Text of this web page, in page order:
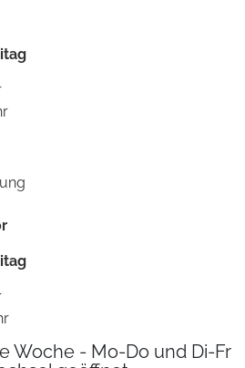
Woche - Mo-Do und Di-Fr